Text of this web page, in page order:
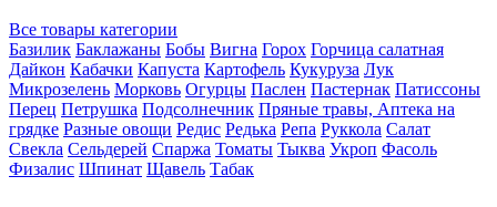
Все товары категории
Базилик Баклажаны Бобы Вигна Горох Горчица салатная
Дайкон Кабачки Капуста Картофель Кукуруза Лук
Микрозелень Морковь Огурцы Паслен Пастернак Патиссоны
Перец Петрушка Подсолнечник Пряные травы, Аптека на
грядке Разные овощи Редис Редька Репа Руккола Салат
Свекла Сельдерей Спаржа Томаты Тыква Укроп Фасоль
Физалис Шпинат Щавель Табак